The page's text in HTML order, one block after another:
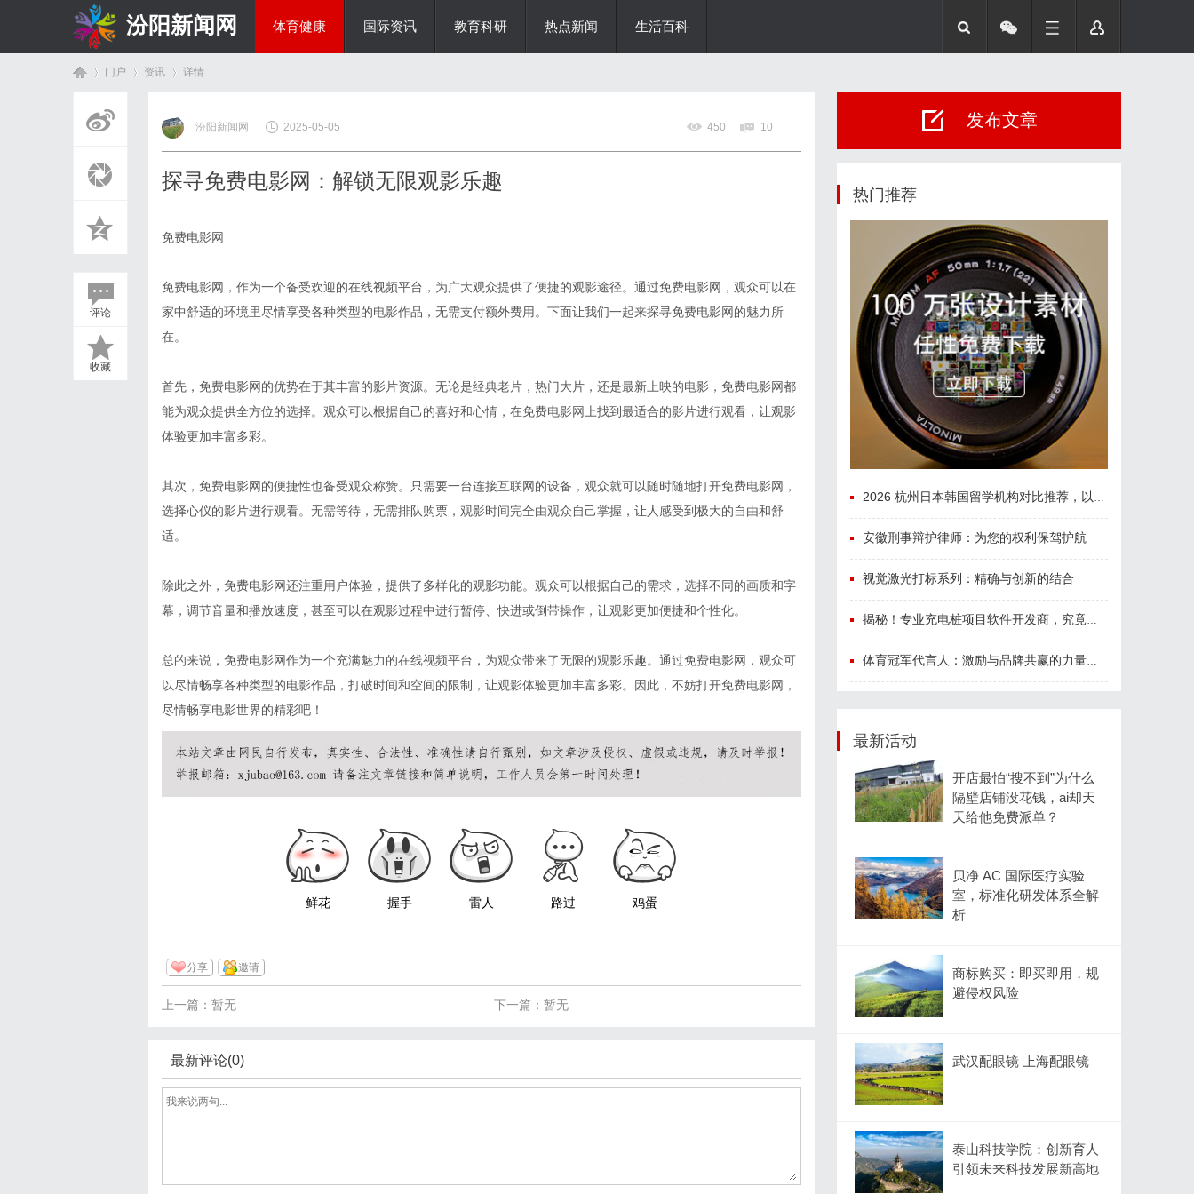
汾阳新闻网 体育健康 国际资讯 教育科研 热点新闻 生活百科
门户 资讯
›
详情
评论
收藏
汾阳新闻网 2025-05-05 450 10
探寻免费电影网：解锁无限观影乐趣
免费电影网
免费电影网，作为一个备受欢迎的在线视频平台，为广大观众提供了便捷的观影途径。通过免费电影网，观众可以在
家中舒适的环境里尽情享受各种类型的电影作品，无需支付额外费用。下面让我们一起来探寻免费电影网的魅力所
在。
首先，免费电影网的优势在于其丰富的影片资源。无论是经典老片，热门大片，还是最新上映的电影，免费电影网都
能为观众提供全方位的选择。观众可以根据自己的喜好和心情，在免费电影网上找到最适合的影片进行观看，让观影
体验更加丰富多彩。
其次，免费电影网的便捷性也备受观众称赞。只需要一台连接互联网的设备，观众就可以随时随地打开免费电影网，
选择心仪的影片进行观看。无需等待，无需排队购票，观影时间完全由观众自己掌握，让人感受到极大的自由和舒
适。
除此之外，免费电影网还注重用户体验，提供了多样化的观影功能。观众可以根据自己的需求，选择不同的画质和字
幕，调节音量和播放速度，甚至可以在观影过程中进行暂停、快进或倒带操作，让观影更加便捷和个性化。
总的来说，免费电影网作为一个充满魅力的在线视频平台，为观众带来了无限的观影乐趣。通过免费电影网，观众可
以尽情畅享各种类型的电影作品，打破时间和空间的限制，让观影体验更加丰富多彩。因此，不妨打开免费电影网，
尽情畅享电影世界的精彩吧！
鲜花 握手 雷人 路过 鸡蛋
分享 邀请
下一篇：暂无
上一篇：暂无
最新评论(0)
发布文章
热门推荐
2026 杭州日本韩国留学机构对比推荐，以及收费标准
安徽刑事辩护律师：为您的权利保驾护航
视觉激光打标系列：精确与创新的结合
揭秘！专业充电桩项目软件开发商，究竟藏着哪些行业秘诀？
体育冠军代言人：激励与品牌共赢的力量剖析
最新活动
开店最怕“搜不到”为什么
隔壁店铺没花钱，ai却天
天给他免费派单？
贝净 AC 国际医疗实验
室，标准化研发体系全解
析
商标购买：即买即用，规
避侵权风险
武汉配眼镜 上海配眼镜
泰山科技学院：创新育人
引领未来科技发展新高地